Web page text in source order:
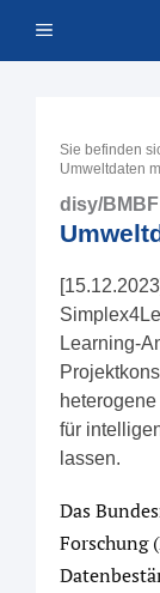
Inhalt Menü
Sie befinden
Umweltdaten
disy/BMBF
Learning-
für
lassen.
Das
Forschung